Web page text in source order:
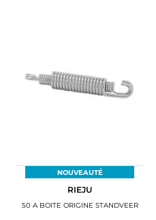
NOUVEAUTÉ
RIEJU
50 A BOITE ORIGINE STANDVEER